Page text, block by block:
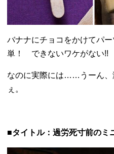
バナナにチョコをかけてパ
単！ できないワケがない!!
なのに実際には……うーん、
ぇ。
■タイトル：過労死寸前のミ